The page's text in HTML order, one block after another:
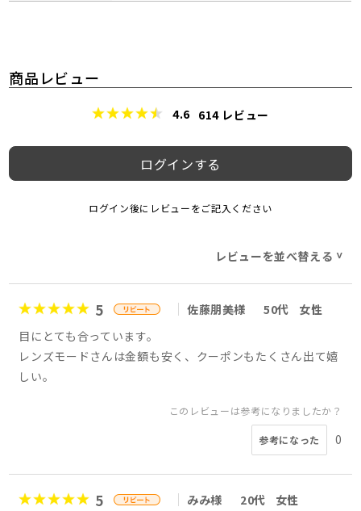
商品レビュー
4.6 614レビュー
ログインする
ログイン後にレビューをご記入ください
レビューを並べ替える >
5 佐藤朋美様 50代
女性
目にとても合っています。
レンズモードさんは金額も安く、クーポンもたくさん出て嬉
しい。
このレビューは参考になりましたか？
参考になった 0
5 みみ様 20代
女性